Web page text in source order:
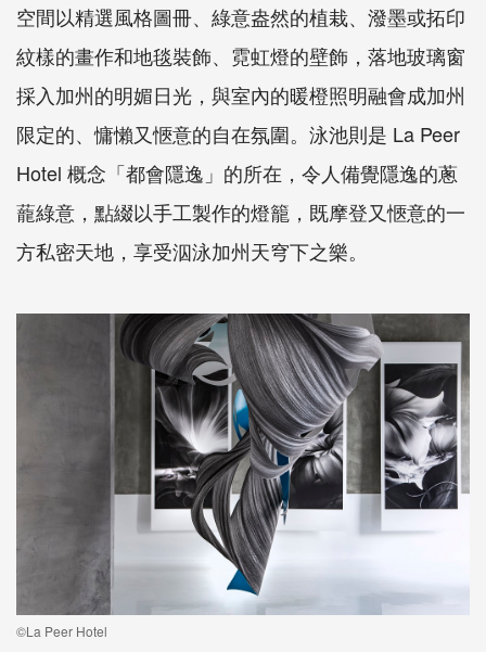
空間以精選風格圖冊、綠意盎然的植栽、潑墨或拓印
紋樣的畫作和地毯裝飾、霓虹燈的壁飾，落地玻璃窗
採入加州的明媚日光，與室內的暖橙照明融會成加州
限定的、慵懶又愜意的自在氛圍。泳池則是 La Peer
Hotel 概念「都會隱逸」的所在，令人備覺隱逸的蔥
蘢綠意，點綴以手工製作的燈籠，既摩登又愜意的一
方私密天地，享受泅泳加州天穹下之樂。
©La Peer Hotel